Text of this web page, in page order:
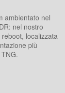
ambientato nel
nel nostro
localizzata
più